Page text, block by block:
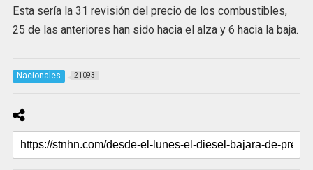
Esta sería la 31 revisión del precio de los combustibles,
25 de las anteriores han sido hacia el alza y 6 hacia la baja.
Nacionales 21093